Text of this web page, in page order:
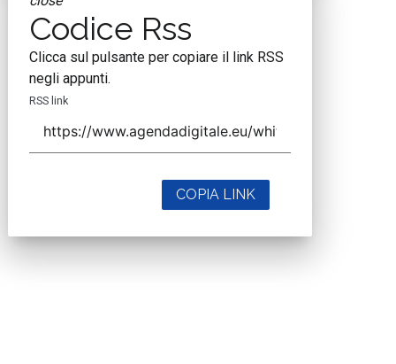
Codice Rss
Clicca sul pulsante per copiare il link RSS
negli appunti.
RSS link
COPIA LINK